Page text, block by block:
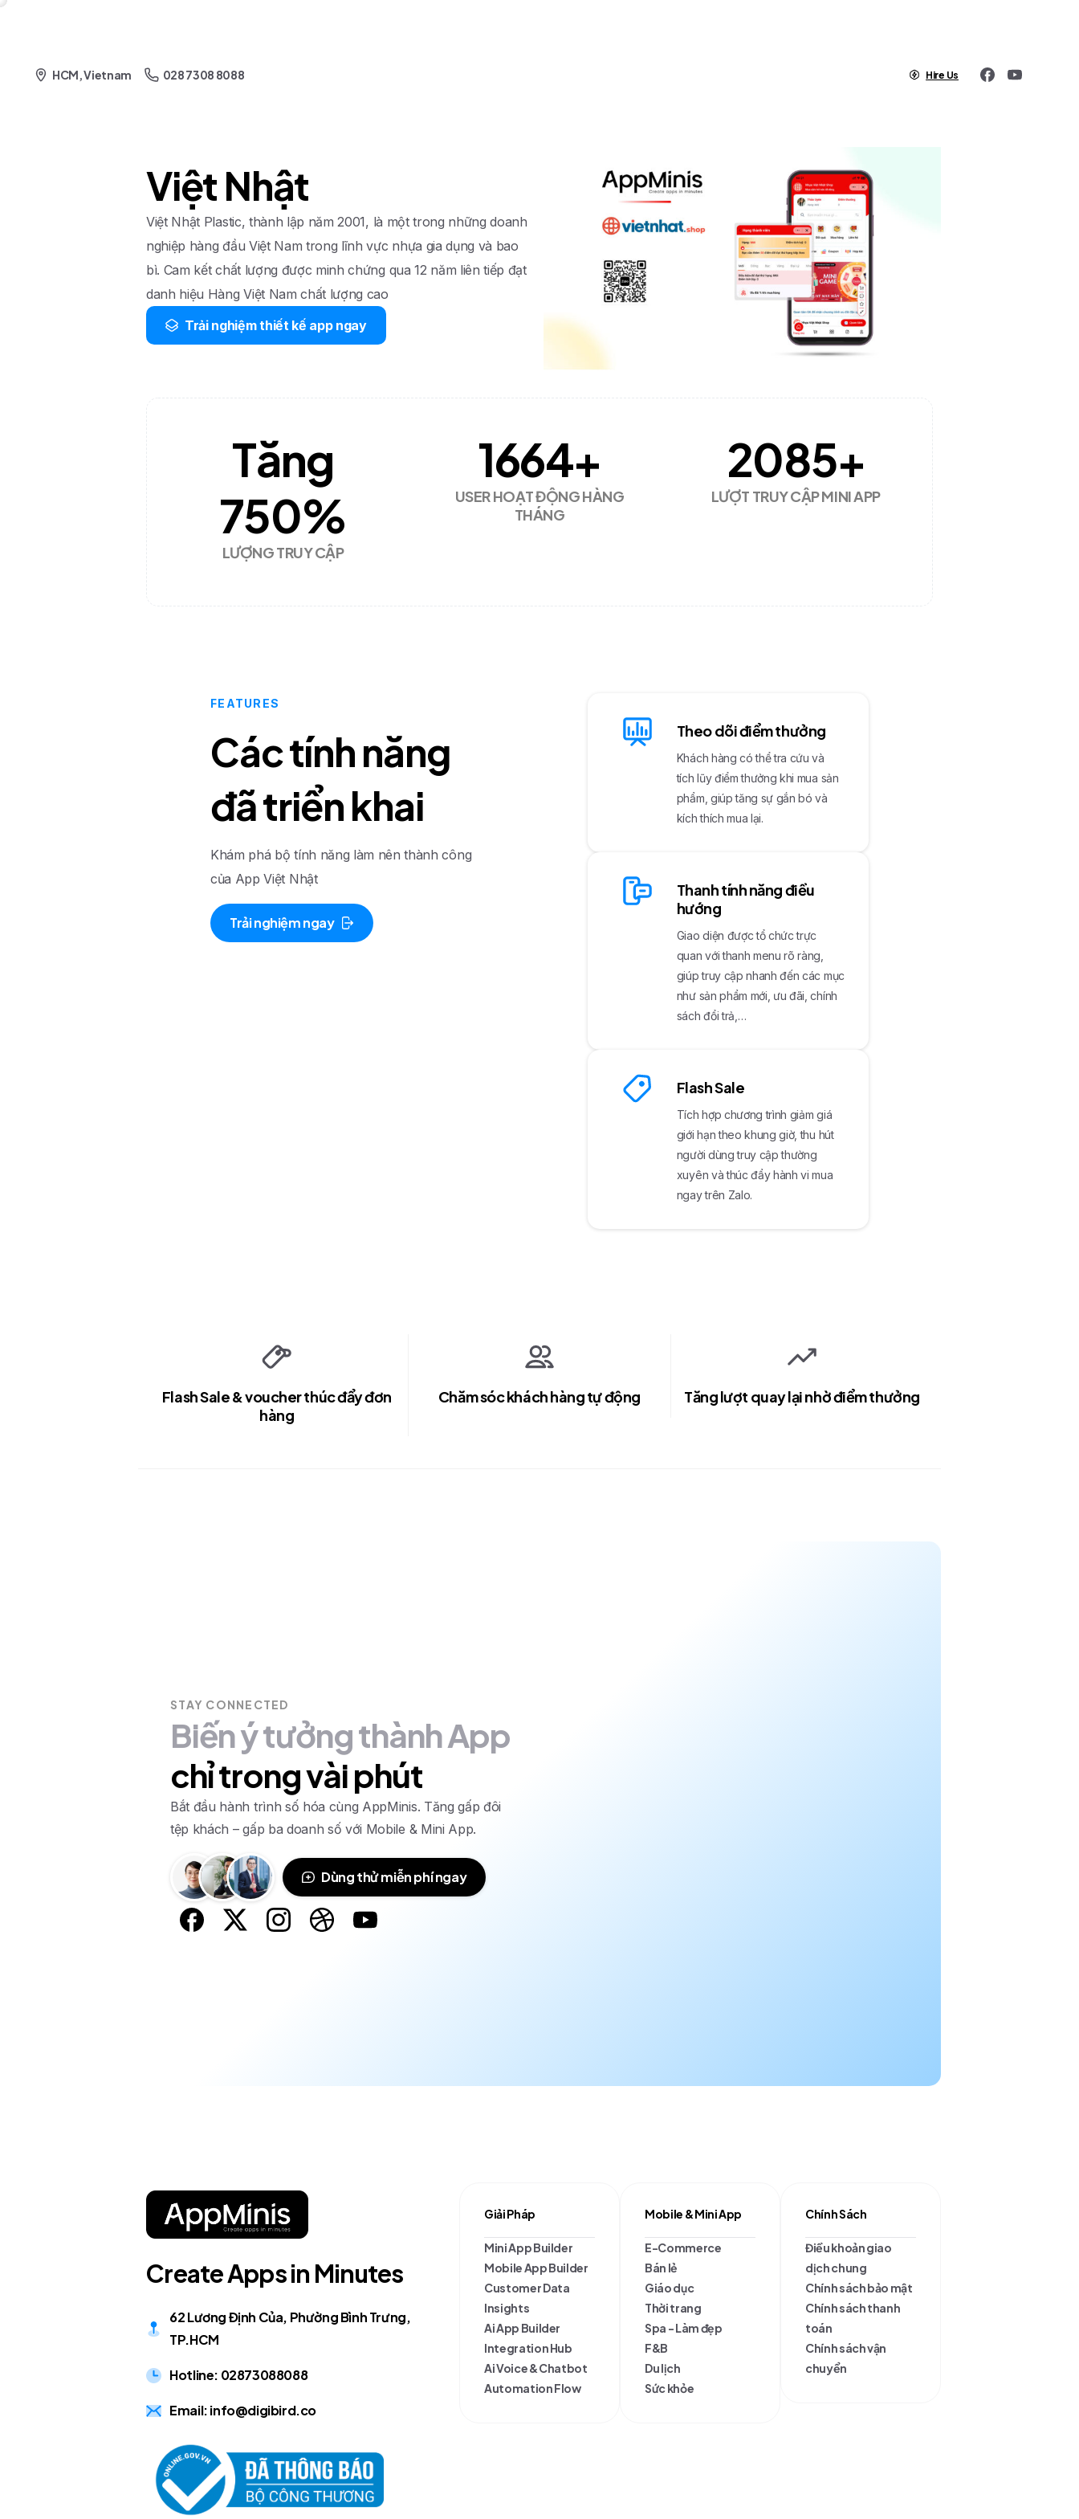
HCM, Vietnam 028 7308 8088 Hire Us
Việt Nhật
Việt Nhật Plastic, thành lập năm 2001, là một trong những doanh
nghiệp hàng đầu Việt Nam trong lĩnh vực nhựa gia dụng và bao
bì. Cam kết chất lượng được minh chứng qua 12 năm liên tiếp đạt
danh hiệu Hàng Việt Nam chất lượng cao
Trải nghiệm thiết kế app ngay
Tăng
750%
LƯỢNG TRUY CẬP
1664+
USER HOẠT ĐỘNG HÀNG
THÁNG
2085+
LƯỢT TRUY CẬP MINI APP
FEATURES
Cáctínhnăng
đãtriểnkhai
Khám phá bộ tính năng làm nên thành công
của App Việt Nhật
Trải nghiệm ngay
Theo dõi điểm thưởng
Khách hàng có thể tra cứu và
tích lũy điểm thưởng khi mua sản
phẩm, giúp tăng sự gắn bó và
kích thích mua lại.
Thanh tính năng điều
hướng
Giao diện được tổ chức trực
quan với thanh menu rõ ràng,
giúp truy cập nhanh đến các mục
như sản phẩm mới, ưu đãi, chính
sách đổi trả,…
Flash Sale
Tích hợp chương trình giảm giá
giới hạn theo khung giờ, thu hút
người dùng truy cập thường
xuyên và thúc đẩy hành vi mua
ngay trên Zalo.
Flash Sale & voucher thúc đẩy đơn
hàng
Chăm sóc khách hàng tự động Tăng lượt quay lại nhờ điểm thưởng
STAY CONNECTED
BiếnýtưởngthànhApp
chỉtrongvàiphút
Bắt đầu hành trình số hóa cùng AppMinis. Tăng gấp đôi
tệp khách – gấp ba doanh số với Mobile & Mini App.
Dùng thử miễn phí ngay
CreateAppsin Minutes
62 Lương Định Của, Phường Bình Trưng,
TP.HCM
Hotline: 02873088088
Email: info@digibird.co
Giải Pháp
Mini App Builder
Mobile App Builder
Customer Data
Insights
Ai App Builder
Integration Hub
Ai Voice & Chatbot
Automation Flow
Mobile & Mini App
E-Commerce
Bán lẻ
Giáo dục
Thời trang
Spa - Làm đẹp
F&B
Du lịch
Sức khỏe
Chính Sách
Điều khoản giao
dịch chung
Chính sách bảo mật
Chính sách thanh
toán
Chính sách vận
chuyển